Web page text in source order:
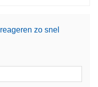
zo snel